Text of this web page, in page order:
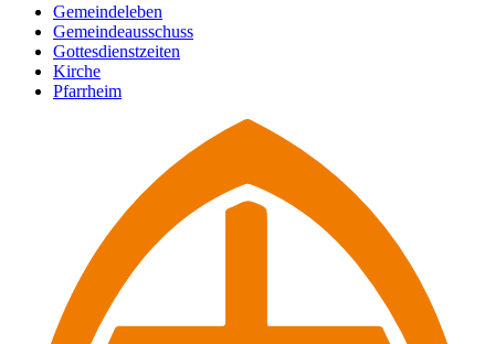
Gemeindeleben
Gemeindeausschuss
Gottesdienstzeiten
Kirche
Pfarrheim